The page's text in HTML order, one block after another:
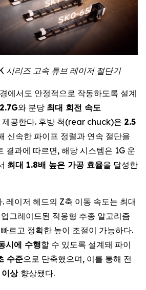
시리즈 고속 튜브 레이저 절단기
에서도 안정적으로 작동하도록 설계
와 분당 최대 회전 속도
제공한다. 후방 척(rear chuck)은 2.5
신속한 파이프 정렬과 연속 절단을
결과에 따르면, 해당 시스템은 1G 운
최대 1.8배 높은 가공 효율을 달성한
레이저 헤드의 Z축 이동 속도는 최대
그레이드된 적응형 추종 알고리즘
르고 정확한 높이 조절이 가능하다.
시에 수행할 수 있도록 설계돼 파이
수준으로 단축했으며, 이를 통해 전
상 향상됐다.